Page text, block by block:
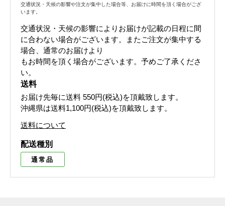
交通状況・天候の影響や注文が集中した場合等、お届けに時間を頂く場合がござ
います。
交通状況・天候の影響によりお届けが記載の日程に間
に合わない場合がございます。 またご注文が集中する
場合、通常のお届けより
もお時間を頂く場合がございます。 予めご了承くださ
い。
送料
お届け先毎に送料 550円(税込)を頂戴致します。
沖縄県は送料1,100円(税込)を頂戴致します。
送料について
配送種別
通常品